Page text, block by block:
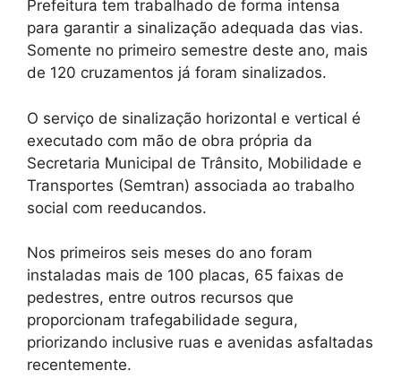
Prefeitura tem trabalhado de forma intensa
para garantir a sinalização adequada das vias.
Somente no primeiro semestre deste ano, mais
de 120 cruzamentos já foram sinalizados.
O serviço de sinalização horizontal e vertical é
executado com mão de obra própria da
Secretaria Municipal de Trânsito, Mobilidade e
Transportes (Semtran) associada ao trabalho
social com reeducandos.
Nos primeiros seis meses do ano foram
instaladas mais de 100 placas, 65 faixas de
pedestres, entre outros recursos que
proporcionam trafegabilidade segura,
priorizando inclusive ruas e avenidas asfaltadas
recentemente.